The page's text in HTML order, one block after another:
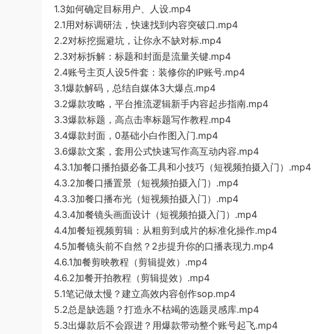
1.3如何确定目标用户、人设.mp4
2.1用对标调研法，快速找到内容突破口.mp4
2.2对标挖掘避坑，让你永不缺对标.mp4
2.3对标拆解：标题和封面是流量关键.mp4
2.4账号主页人设5件套：装修你的IP账号.mp4
3.1爆款解码，总结自媒体3大爆点.mp4
3.2爆款攻略，平台推流逻辑新手内容起步指南.mp4
3.3爆款标题，高点击率标题写作教程.mp4
3.4爆款封面，0基础小白作图入门.mp4
3.6爆款文案，套用公式快速写作高互动内容.mp4
4.3.1加餐口播拍摄必备工具和小技巧（短视频拍摄入门）.mp4
4.3.2加餐口播置景（短视频拍摄入门）.mp4
4.3.3加餐口播布光（短视频拍摄入门）.mp4
4.3.4加餐镜头画面设计（短视频拍摄入门）.mp4
4.4加餐短视频剪辑：从粗剪到成片的标准化操作.mp4
4.5加餐镜头前不自然？2步提升你的口播表现力.mp4
4.6.1加餐剪映教程（剪辑提效）.mp4
4.6.2加餐开拍教程（剪辑提效）.mp4
5.1笔记做太慢？建立高效内容创作sop.mp4
5.2总是缺选题？打造永不枯竭的选题灵感库.mp4
5.3出爆款后不会跟进？用爆款带动整个账号起飞.mp4